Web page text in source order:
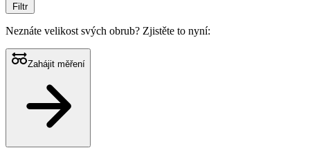
Filtr
Neznáte velikost svých obrub? Zjistěte to nyní:
Zahájit měření